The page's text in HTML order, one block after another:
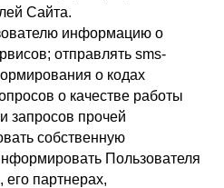
Сайта.
информацию о
отправлять sms-
о кодах
о качестве работы
запросов прочей
собственную
Пользователя
партнерах,